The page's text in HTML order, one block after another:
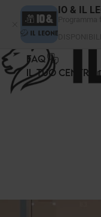
IO & IL
FAQ
IL TUO CENTRO
Pannello di gestione dei